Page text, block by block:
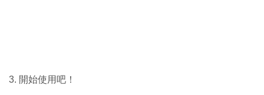
3. 開始使用吧！